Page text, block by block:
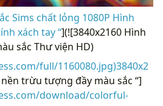
Sims chất lỏng 1080P Hình
xách tay “](![3840x2160 Hình
sắc Thư viện HD)
full/1160080.jpg)3840x2
trừu tượng đầy màu sắc “]
download/colorful-